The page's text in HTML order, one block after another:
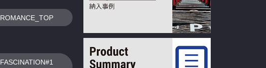
ROMANCE_TOP
FASCINATION#1